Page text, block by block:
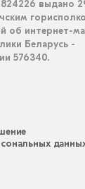
выдано
об интернет-
Беларусь -
576340.